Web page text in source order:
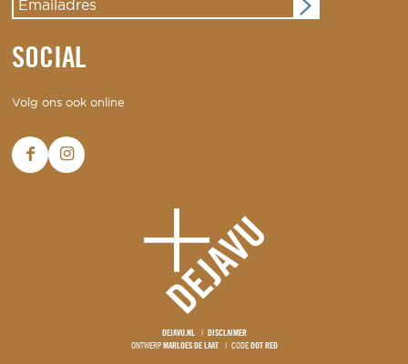
SOCIAL
Volg ons ook online
DEJAVU.NL
DISCLAIMER
ONTWERP MARLOES DE LAAT CODE DOT RED